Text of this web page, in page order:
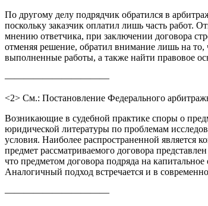
По другому делу подрядчик обратился в
поскольку заказчик оплатил лишь часть работ.
мнению ответчика, при заключении договора
отменяя решение, обратил внимание лишь на
выполненные работы, а также найти правовое
———————————
<2> См.: Постановление Федерального
Возникающие в судебной практике споры о
юридической литературы по проблемам
условия. Наиболее распространенной является
предмет рассматриваемого договора
что предметом договора подряда на капитальное
Аналогичный подход встречается и в
———————————